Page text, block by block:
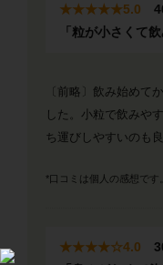
★★★★★5.0
「粒が小さくて飲
〔前略〕飲み始めて
した。小粒で飲みや
ち運びしやすいのも
*口コミは個人の感想で
★★★★☆4.0